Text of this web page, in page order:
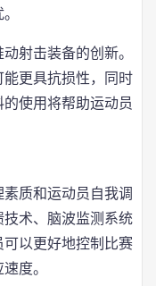
射击装备的创新。
更具抗损性，同时
使用将帮助运动员
质和运动员自我调
术、脑波监测系统
以更好地控制比赛
度。